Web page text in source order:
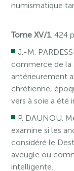
numismatique
Tome XV/1. 424
J.-M.
commerce de la
antérieurement
chrétienne,
vers à soie a été
P. DAUNOU.
examine si les
considéré le
aveugle ou
intelligente.